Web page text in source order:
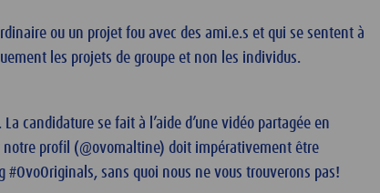
ou un projet fou avec des ami.e.s et qui se sentent à
les projets de groupe et non les individus.
candidature se fait à l’aide d’une vidéo partagée en
profil (@ovomaltine) doit impérativement être
sans quoi nous ne vous trouverons pas!